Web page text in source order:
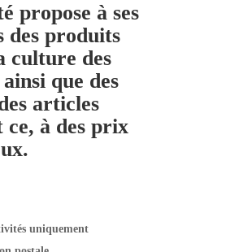
propose à ses
des produits
culture des
que des
articles
ce, à des prix
uniquement